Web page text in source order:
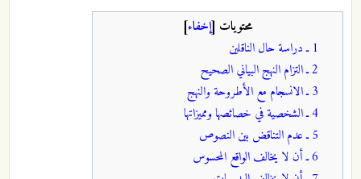
محتويات [إخفاء]
1 ـ دراسة حال الناقلين
2 ـ التزام النهج البياني الصحيح
3 ـ الانسجام مع الأطروحة والنهج
4 ـ الشخصية في خصائصها ومميزاتها
5 ـ عدم التناقض بين النصوص
6 ـ أن لا يخالف الواقع المحسوس